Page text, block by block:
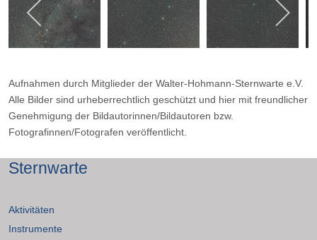
Objektiv: 35-mm-Sigma, Filter: L-2 UV/IR-Blockfilter,
Belichtungszeit: 4 x 10 min, Blende: 4
Aufnahmen durch Mitglieder der Walter-Hohmann-Sternwarte e.V.
Alle Bilder sind urheberrechtlich geschützt und hier mit freundlicher
Genehmigung der Bildautorinnen/Bildautoren bzw.
Fotografinnen/Fotografen veröffentlicht.
Sternwarte
Aktivitäten
Instrumente